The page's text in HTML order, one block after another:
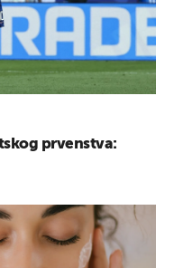
prvenstva: